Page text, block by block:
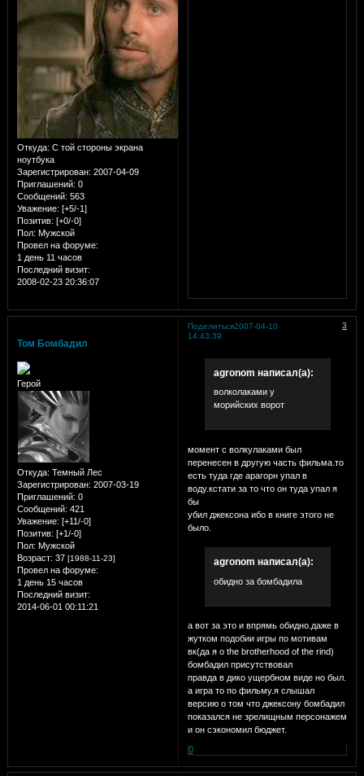
Откуда: С той стороны экрана
ноутбука
Зарегистрирован: 2007-04-09
Приглашений: 0
Сообщений: 563
Уважение: [+5/-1]
Позитив: [+0/-0]
Пол: Мужской
Провел на форуме:
1 день 11 часов
Последний визит:
2008-02-23 20:36:07
Поделиться 3
2007-04-10
14:43:39
Том Бомбадил
Герой
Откуда: Темный Лес
Зарегистрирован: 2007-03-19
Приглашений: 0
Сообщений: 421
Уважение: [+11/-0]
Позитив: [+1/-0]
Пол: Мужской
Возраст: 37 [1988-11-23]
Провел на форуме:
1 день 15 часов
Последний визит:
2014-06-01 00:11:21
agronom написал(а):
волколаками у
морийских ворот
момент с волкулаками был
перенесен в другую часть фильма.то
есть туда где арагорн упал в
воду.кстати за то что он туда упал я
бы
убил джексона ибо в книге этого не
было.
agronom написал(а):
обидно за бомбадила
а вот за это и впрямь обидно.даже в
жутком подобии игры по мотивам
вк(да я о the brotherhood of the rind)
бомбадил присутствовал
правда в дико ущербном виде но был.
а игра то по фильму.я слышал
версию о том что джексону бомбадил
показался не зрелищным персонажем
и он сэкономил бюджет.
0